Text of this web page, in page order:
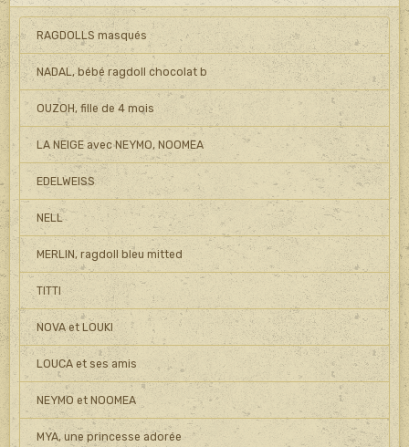
RAGDOLLS masqués
NADAL, bébé ragdoll chocolat b
OUZOH, fille de 4 mois
LA NEIGE avec NEYMO, NOOMEA
EDELWEISS
NELL
MERLIN, ragdoll bleu mitted
TITTI
NOVA et LOUKI
LOUCA et ses amis
NEYMO et NOOMEA
MYA, une princesse adorée